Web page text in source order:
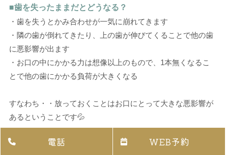
■歯を失ったままだとどうなる？
・歯を失うとかみ合わせが一気に崩れてきます
・隣の歯が倒れてきたり、上の歯が伸びてくることで他の歯
に悪影響が出ます
・お口の中にかかる力は想像以上のもので、1本無くなるこ
とで他の歯にかかる負荷が大きくなる
すなわち・・放っておくことはお口にとって大きな悪影響が
あるということです💦
■失ったときの選択肢でインプラントが良い点って？
電話 WEB予約